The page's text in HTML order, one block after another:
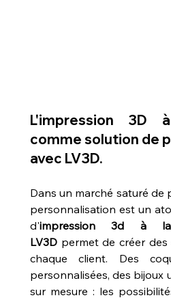
L'impression 3D
comme solution de
avec LV3D.
Dans un marché saturé de
personnalisation est un
d'impression 3d à
LV3D permet de créer des
chaque client. Des
personnalisées, des bijoux
sur mesure : les